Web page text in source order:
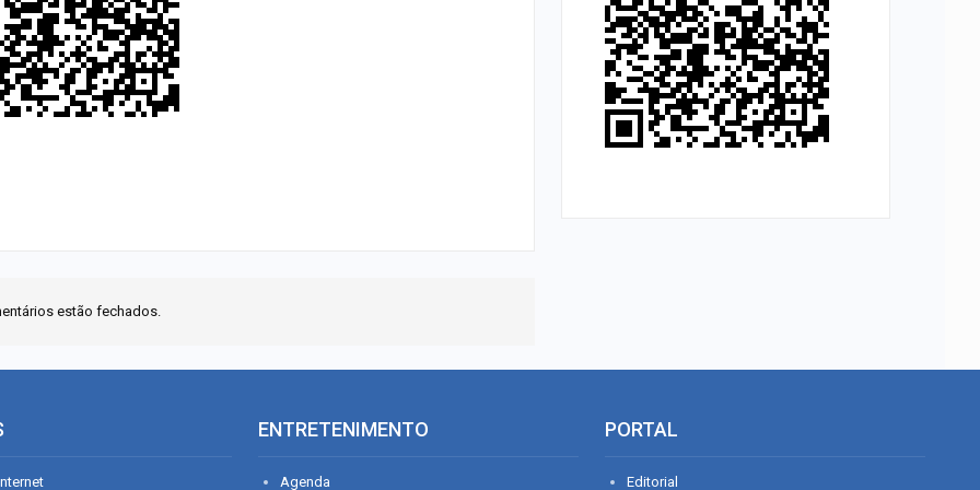
estão fechados.
ENTRETENIMENTO
Agenda
PORTAL
Editorial